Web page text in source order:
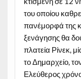
του οποίου
πανέμορφά της
ξενάγησης θα
πλατεία Ρίνεκ,
το Δημαρχείο,
Ελεύθερος